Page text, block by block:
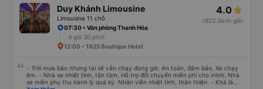
Duy Khánh Limousine
Limousine 11 chỗ
4.0
(823 đánh giá)
07:30 • Văn phòng Thanh Hóa
4 giờ 30 phút
12:00 • 1925 Boutique Hotel
- Trời mưa bão nhưng tài xế vẫn chạy đúng giờ. An toàn, đảm bảo. Xe chạy
êm. - Nhà xe nhiệt tình, tận tâm. Hỗ trợ đổi chuyến miễn phí cho mình. Nhà
xe miễn phụ thu hành lý quá ký. Nhân viên nhiệt tình, thân thiện. - Khá là